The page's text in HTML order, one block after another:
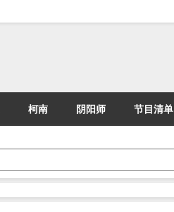
柯南 阴阳师 节目清单